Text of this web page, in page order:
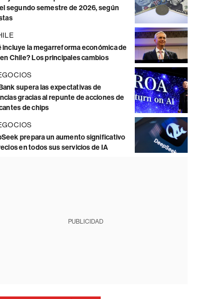
segundo semestre de 2026, según
incluye la megarreforma económica de
Chile? Los principales cambios
supera las expectativas de
gracias al repunte de acciones de
de chips
prepara un aumento significativo
en todos sus servicios de IA
PUBLICIDAD